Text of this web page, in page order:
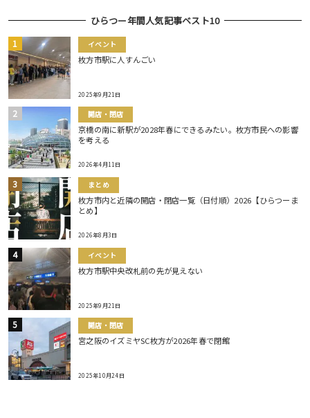
ひらつー年間人気記事ベスト10
イベント
枚方市駅に人すんごい
2025年9月21日
開店・閉店
京橋の南に新駅が2028年春にできるみたい。枚方市民への影響
を考える
2026年4月11日
まとめ
枚方市内と近隣の開店・閉店一覧（日付順）2026【ひらつーま
とめ】
2026年8月3日
イベント
枚方市駅中央改札前の先が見えない
2025年9月21日
開店・閉店
宮之阪のイズミヤSC枚方が2026年春で閉館
2025年10月24日